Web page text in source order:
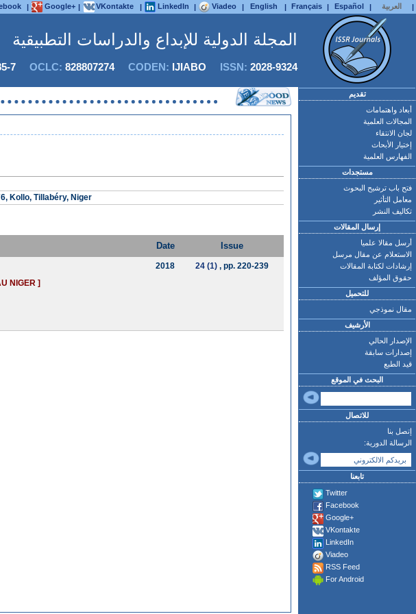
| Google+ | VKontakte | LinkedIn | Viadeo | English | Français | Español | العربية |
المجلة الدولية للإبداع والدراسات التطبيقية
7 OCLC: 828807274CODEN: IJIABO ISSN: 2028-9324
Kollo, Tillabéry, Niger
Date Issue
NIGER ]
2018 24 (1), pp. 220-239
تقديم
أبعاد واهتمامات
المجالات العلمية
لجان الانتقاء
إختيار الأبحاث
الفهارس العلمية
مستجدات
فتح باب ترشيح البحوث
معامل التأثير
تكاليف النشر
إرسال المقالات
أرسل مقالا علميا
الاستعلام عن مقال مرسل
إرشادات لكتابة المقالات
حقوق المؤلف
للتحميل
مقال نموذجي
الأرشيف
الإصدار الحالي
إصدارات سابقة
قيد الطبع
البحث في الموقع
للاتصال
إتصل بنا
الرسالة الدورية:
تابعنا
Twitter
Facebook
Google+
VKontakte
LinkedIn
Viadeo
RSS Feed
For Android